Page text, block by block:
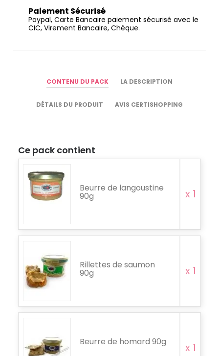
Paiement Sécurisé
Paypal, Carte Bancaire paiement sécurisé avec le
CIC, Virement Bancaire, Chèque.
CONTENU DU PACK LA DESCRIPTION
DÉTAILS DU PRODUIT AVIS CERTISHOPPING
Ce pack contient
Beurre de langoustine
90g x 1
Rillettes de saumon
90g x 1
Beurre de homard 90g x 1